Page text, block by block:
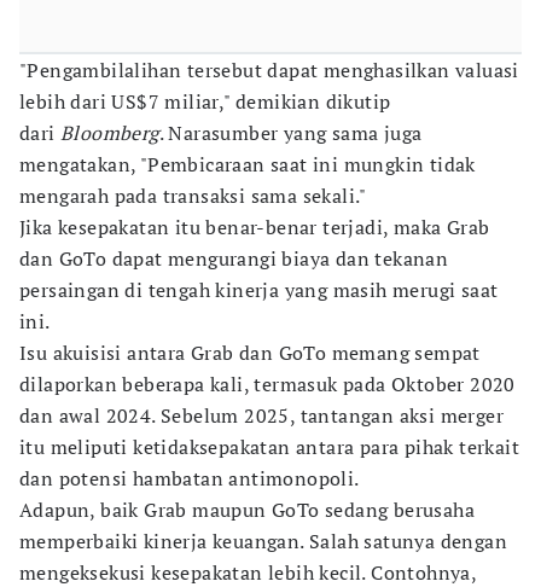
"Pengambilalihan tersebut dapat menghasilkan valuasi
lebih dari US$7 miliar," demikian dikutip
dari Bloomberg. Narasumber yang sama juga
mengatakan, "Pembicaraan saat ini mungkin tidak
mengarah pada transaksi sama sekali."
Jika kesepakatan itu benar-benar terjadi, maka Grab
dan GoTo dapat mengurangi biaya dan tekanan
persaingan di tengah kinerja yang masih merugi saat
ini.
Isu akuisisi antara Grab dan GoTo memang sempat
dilaporkan beberapa kali, termasuk pada Oktober 2020
dan awal 2024. Sebelum 2025, tantangan aksi merger
itu meliputi ketidaksepakatan antara para pihak terkait
dan potensi hambatan antimonopoli.
Adapun, baik Grab maupun GoTo sedang berusaha
memperbaiki kinerja keuangan. Salah satunya dengan
mengeksekusi kesepakatan lebih kecil. Contohnya,